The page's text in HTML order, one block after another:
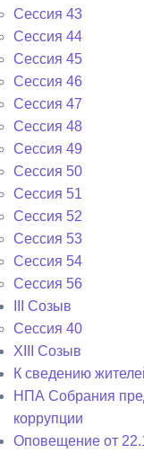
Сессия 43
Сессия 44
Сессия 45
Сессия 46
Сессия 47
Сессия 48
Сессия 49
Сессия 50
Сессия 51
Сессия 52
Сессия 53
Сессия 54
Сессия 56
III Созыв
Сессия 40
XIII Созыв
К сведению
НПА Собрания
коррупции
Оповещение от